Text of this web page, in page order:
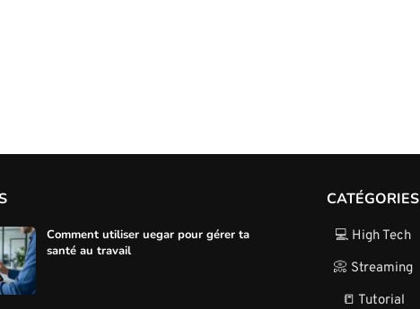
Comment utiliser uegar pour gérer ta
santé au travail
CATÉGORIES
💻 High Tech
📀 Streaming
📒 Tutorial